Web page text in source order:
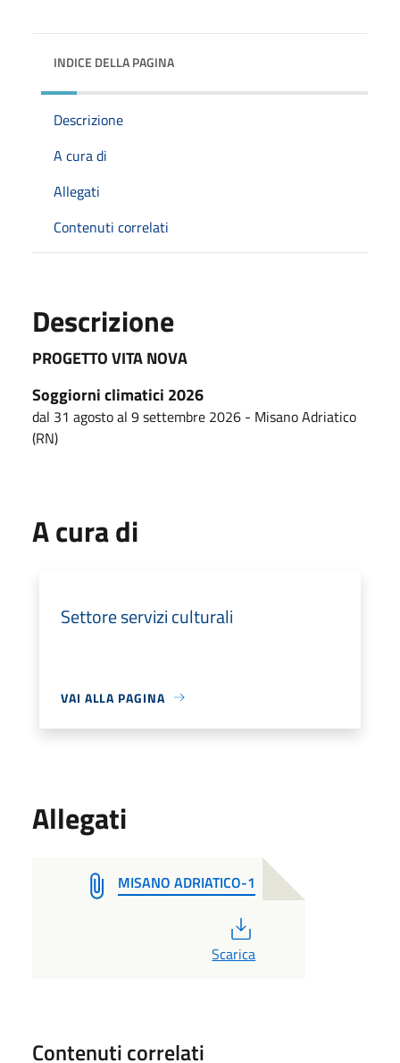
INDICE DELLA PAGINA
Descrizione
A cura di
Allegati
Contenuti correlati
Descrizione
PROGETTO VITA NOVA
Soggiorni climatici 2026
dal 31 agosto al 9 settembre 2026 - Misano Adriatico
(RN)
A cura di
Settore servizi culturali
VAI ALLA PAGINA
Allegati
MISANO ADRIATICO-1
Scarica
Contenuti correlati